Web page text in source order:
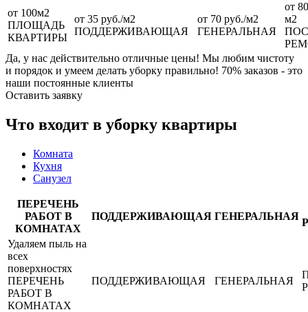
от 100м2
ПЛОЩАДЬ
КВАРТИРЫ
от 35 руб./м2
ПОДДЕРЖИВАЮЩАЯ
от 70 руб./м2
ГЕНЕРАЛЬНАЯ
от
м2
Да, у нас действительно отличные цены! Мы любим чистоту
и порядок и умеем делать уборку правильно! 70% заказов - это
наши постоянные клиенты
Оставить заявку
Что входит в уборку квартиры
Комната
Кухня
Санузел
ПЕРЕЧЕНЬ
РАБОТ В
КОМНАТАХ
ПОДДЕРЖИВАЮЩАЯ ГЕНЕРАЛЬНАЯ
Удаляем пыль на
всех
поверхностях
ПЕРЕЧЕНЬ
РАБОТ В
КОМНАТАХ
ПОДДЕРЖИВАЮЩАЯ ГЕНЕРАЛЬНАЯ